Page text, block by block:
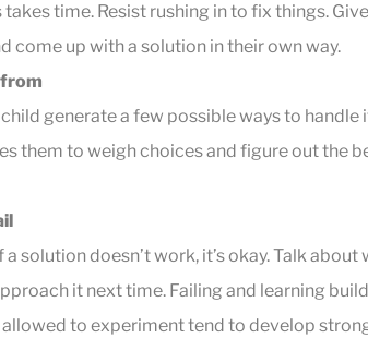
time. Resist rushing in to fix things.
come up with a solution in their own way.
generate a few possible ways to handle
them to weigh choices and figure out the
solution doesn’t work, it’s okay. Talk about
it next time. Failing and learning
allowed to experiment tend to develop